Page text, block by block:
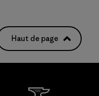
Haut de page